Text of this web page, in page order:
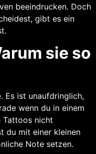
beeindrucken. Doch
gibt es ein
sie so
Es ist unaufdringlich,
wenn du in einem
Tattoos nicht
du mit einer kleinen
Note setzen.